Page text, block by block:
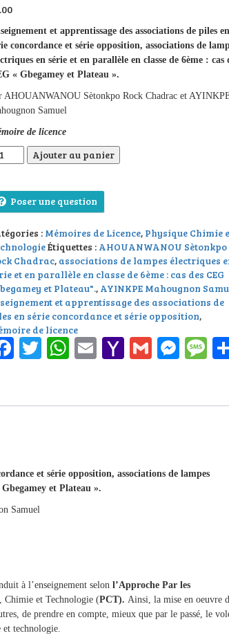
et apprentissage des associations de piles en
concordance et série opposition, associations de
en série et en parallèle en classe de 6ème : cas
« Gbegamey et Plateau ».
AHOUANWANOU Sètonkpo Rock Chadrac et
Samuel
de licence
de Enseignement et apprentissage des
Ajouter au panier
Poser une question
: Mémoires de Licence, Physique Chimie
Étiquettes : AHOUANWANOU Sètonkpo
Chadrac, associations de lampes électriques
et en parallèle en classe de 6ème : cas des CEG
et Plateau"., AYINKPE Mahougnon
et apprentissage des associations de
en série concordance et série opposition,
de licence
Facebook
Twitter
WhatsApp
EmailYahoo
Gmail
et série opposition, associations de lampes
et Plateau ».
Samuel
à l’enseignement selon l’Approche Par les
Chimie et Technologie (PCT). Ainsi, la mise en oeuvre
de prendre en compte, mieux que par le passé, le
technologie.